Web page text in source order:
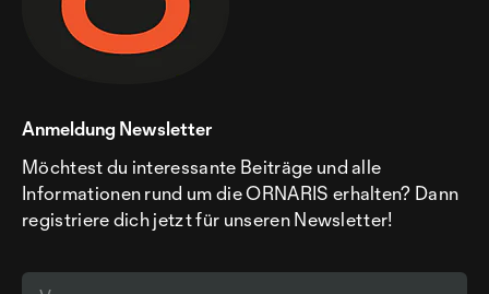
Anmeldung Newsletter
Möchtest du interessante Beiträge und alle
Informationen rund um die ORNARIS erhalten? Dann
registriere dich jetzt für unseren Newsletter!